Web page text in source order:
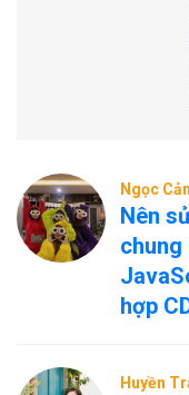
Ngọc
Nên
chung
hợp
Huyền